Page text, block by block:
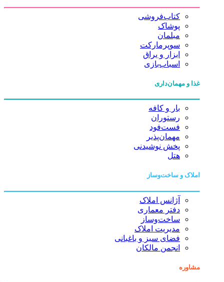
کتاب‌فروشی
پوشاک
مبلمان
سوپرمارکت
ابزار و یراق
اسباب‌بازی
غذا و مهمان‌داری
بار و کافه
رستوران
فست‌فود
مهمان‌پذیر
پخش نوشیدنی
هتل
املاک و ساخت‌وساز
آژانس املاک
دفتر معماری
ساخت‌وساز
مدیریت املاک
فضای سبز و باغبانی
انجمن مالکان
مشاوره